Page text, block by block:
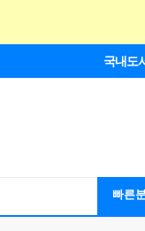
국내도
빠른